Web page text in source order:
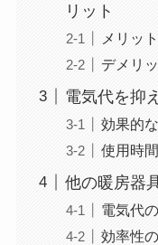
リット
メリッ
デメリ
電気代を抑
効果的
使用時
他の暖房器
電気代
効率性